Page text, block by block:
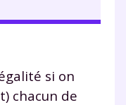
si on
chacun de